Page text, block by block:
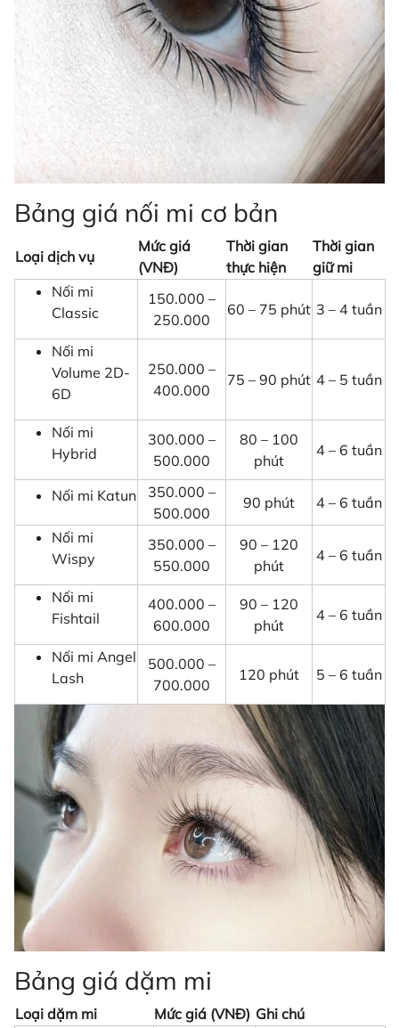
Bảng giá nối mi cơ bản
Loại dịch vụ
Mức giá
(VNĐ)
Thời gian
thực hiện
Thời gian
giữ mi
Nối mi
Classic
150.000 –
250.000
60 – 75 phút 3 – 4 tuần
Nối mi
Volume 2D-
6D
250.000 –
400.000
75 – 90 phút 4 – 5 tuần
Nối mi
Hybrid
300.000 –
500.000
80 – 100
phút
4 – 6 tuần
Nối mi Katun
350.000 –
500.000
90 phút
4 – 6 tuần
Nối mi
Wispy
350.000 –
550.000
90 – 120
phút
4 – 6 tuần
Nối mi
Fishtail
400.000 –
600.000
90 – 120
phút
4 – 6 tuần
Nối mi Angel
Lash
500.000 –
700.000
120 phút 5 – 6 tuần
Bảng giá dặm mi
Loại dặm mi Mức giá (VNĐ) Ghi chú